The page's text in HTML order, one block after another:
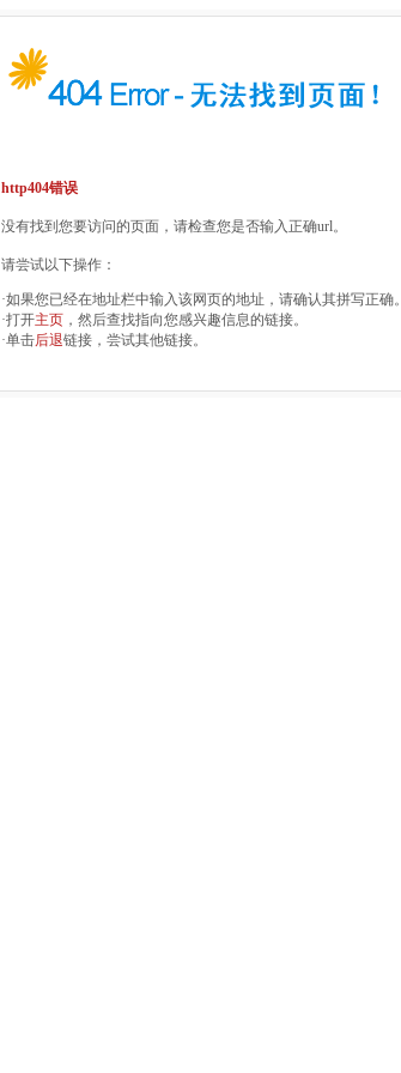
http404错误
没有找到您要访问的页面，请检查您是否输入正确url。
请尝试以下操作：
·如果您已经在地址栏中输入该网页的地址，请确认其拼写正确。
·打开主页 ，然后查找指向您感兴趣信息的链接。
·单击后退链接，尝试其他链接。